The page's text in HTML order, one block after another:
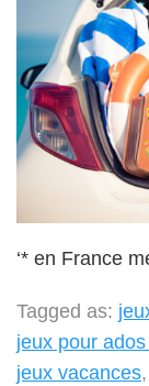
‘* en France
Tagged as:
jeux pour
jeux vacances,